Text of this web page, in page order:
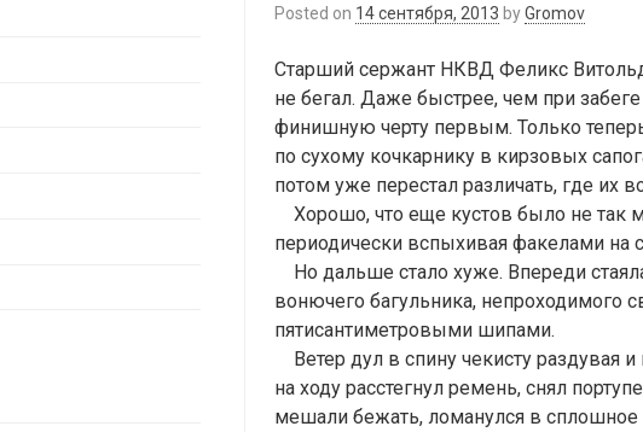
Posted on 14 сентября, 2013 byGromov
Старший сержант НКВД Феликс
не бегал. Даже быстрее, чем при
финишную черту первым. Только
по сухому кочкарнику в кирзовых
потом уже перестал различать, где их
Хорошо, что еще кустов было не так
периодически вспыхивая факелами на
Но дальше стало хуже. Впереди
вонючего багульника, непроходимого
пятисантиметровыми шипами.
Ветер дул в спину чекисту раздувая
на ходу расстегнул ремень, снял
мешали бежать, ломанулся в сплошное